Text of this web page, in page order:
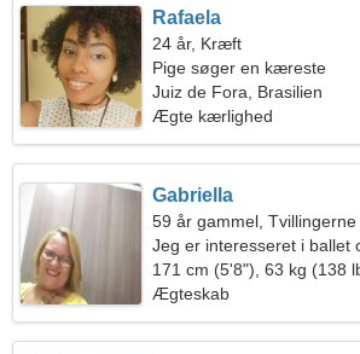
Rafaela
24 år, Kræft
Pige søger en kæreste
Juiz de Fora, Brasilien
Ægte kærlighed
Gabriella
59 år gammel, Tvillingerne
Jeg er interesseret i ballet
171 cm (5'8"), 63 kg (138
Ægteskab